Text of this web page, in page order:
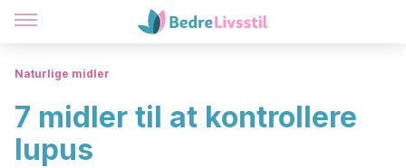
Naturlige midler
7 midler til at kontrollere
lupus